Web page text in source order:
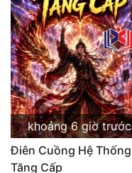
khoảng 6 giờ trước
Điên Cuồng Hệ Thống
Tăng Cấp